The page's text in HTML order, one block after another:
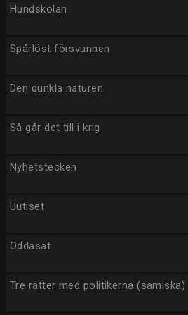
Hundskolan
Spårlöst försvunnen
Den dunkla naturen
Så går det till i krig
Nyhetstecken
Uutiset
Oddasat
Tre rätter med politikerna (samiska)